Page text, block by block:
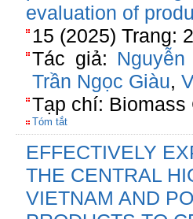
evaluation of
15 (2025) Trang:
Tác giả:
Trần Ngọc Giàu,
Tạp chí: Biomass
Tóm tắt
EFFECTIVELY
THE CENTRAL
VIETNAM AND